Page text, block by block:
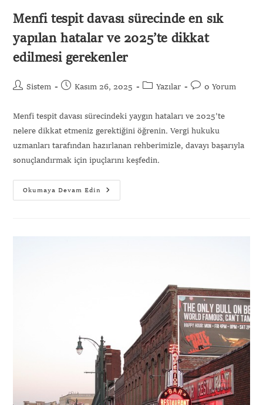
Menfi tespit davası sürecinde en sık
yapılan hatalar ve 2025’te dikkat
edilmesi gerekenler
Sistem Kasım 26, 2025 Yazılar 0 Yorum
Menfi tespit davası sürecindeki yaygın hataları ve 2025'te
nelere dikkat etmeniz gerektiğini öğrenin. Vergi hukuku
uzmanları tarafından hazırlanan rehberimizle, davayı başarıyla
sonuçlandırmak için ipuçlarını keşfedin.
Okumaya Devam Edin